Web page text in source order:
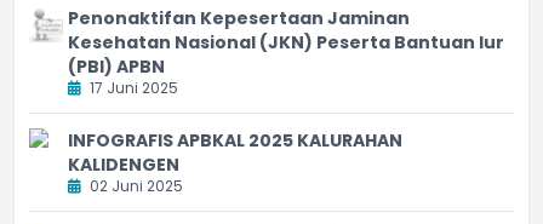
Penonaktifan Kepesertaan Jaminan
Kesehatan Nasional (JKN) Peserta Bantuan Iur
(PBI) APBN
17 Juni 2025
INFOGRAFIS APBKAL 2025 KALURAHAN
KALIDENGEN
02 Juni 2025